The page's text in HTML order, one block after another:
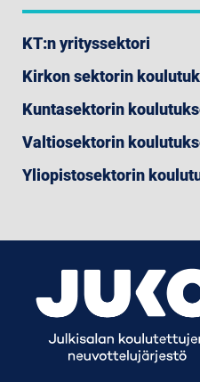
KT:n yrityssektori
Kirkon sektorin
Kuntasektorin
Valtiosektorin
Yliopistosektorin